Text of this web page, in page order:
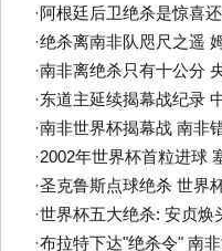
·阿根廷后卫绝杀是惊喜
·绝杀离南非队咫尺之遥
·南非离绝杀只有十公分
·东道主延续揭幕战纪录
·南非世界杯揭幕战 南非
·2002年世界杯首粒进球
·圣克鲁斯点球绝杀 世界
·世界杯五大绝杀: 安贞焕
·布拉特下达"绝杀令" 南